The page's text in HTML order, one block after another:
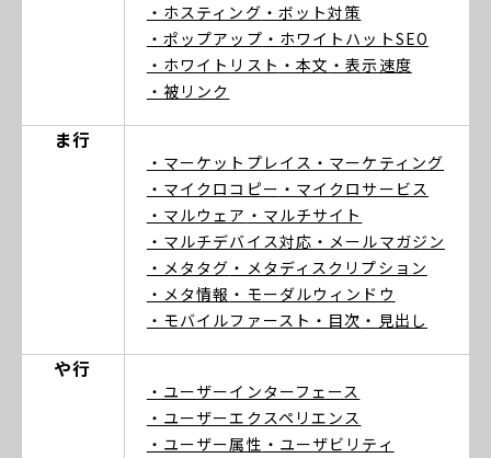
・ホスティング ・ボット対策
・ポップアップ ・ホワイトハットSEO
・ホワイトリスト ・本文 ・表示速度
・被リンク
ま行
・マーケットプレイス ・マーケティング
・マイクロコピー ・マイクロサービス
・マルウェア ・マルチサイト
・マルチデバイス対応 ・メールマガジン
・メタタグ ・メタディスクリプション
・メタ情報 ・モーダルウィンドウ
・モバイルファースト ・目次 ・見出し
や行
・ユーザーインターフェース
・ユーザーエクスペリエンス
・ユーザー属性 ・ユーザビリティ